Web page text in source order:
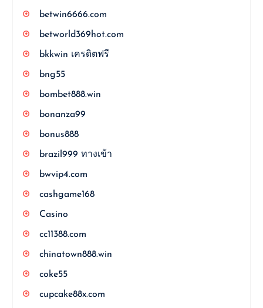
betwin6666.com
betworld369hot.com
bkkwin เครดิตฟรี
bng55
bombet888.win
bonanza99
bonus888
brazil999 ทางเข้า
bwvip4.com
cashgame168
Casino
cc11388.com
chinatown888.win
coke55
cupcake88x.com